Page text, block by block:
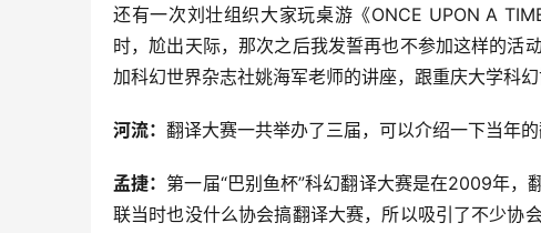
还有一次刘壮组织大家玩桌游《ONCE UPON A
时，尬出天际，那次之后我发誓再也不参加这样的活
加科幻世界杂志社姚海军老师的讲座，跟重庆大学科
河流： 翻译大赛一共举办了三届，可以介绍一下当年的
孟捷： 第一届“巴别鱼杯”科幻翻译大赛是在2009年，
联当时也没什么协会搞翻译大赛，所以吸引了不少协